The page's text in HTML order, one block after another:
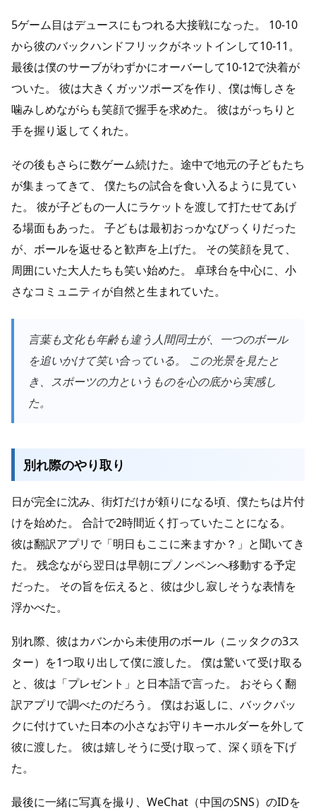
5ゲーム目はデュースにもつれる大接戦になった。 10-10
から彼のバックハンドフリックがネットインして10-11。
最後は僕のサーブがわずかにオーバーして10-12で決着が
ついた。 彼は大きくガッツポーズを作り、僕は悔しさを
噛みしめながらも笑顔で握手を求めた。 彼はがっちりと
手を握り返してくれた。
その後もさらに数ゲーム続けた。途中で地元の子どもたち
が集まってきて、 僕たちの試合を食い入るように見てい
た。 彼が子どもの一人にラケットを渡して打たせてあげ
る場面もあった。 子どもは最初おっかなびっくりだった
が、ボールを返せると歓声を上げた。 その笑顔を見て、
周囲にいた大人たちも笑い始めた。 卓球台を中心に、小
さなコミュニティが自然と生まれていた。
言葉も文化も年齢も違う人間同士が、一つのボール
を追いかけて笑い合っている。 この光景を見たと
き、スポーツの力というものを心の底から実感し
た。
別れ際のやり取り
日が完全に沈み、街灯だけが頼りになる頃、僕たちは片付
けを始めた。 合計で2時間近く打っていたことになる。
彼は翻訳アプリで「明日もここに来ますか？」と聞いてき
た。 残念ながら翌日は早朝にプノンペンへ移動する予定
だった。 その旨を伝えると、彼は少し寂しそうな表情を
浮かべた。
別れ際、彼はカバンから未使用のボール（ニッタクの3ス
ター）を1つ取り出して僕に渡した。 僕は驚いて受け取る
と、彼は「プレゼント」と日本語で言った。 おそらく翻
訳アプリで調べたのだろう。 僕はお返しに、バックパッ
クに付けていた日本の小さなお守りキーホルダーを外して
彼に渡した。 彼は嬉しそうに受け取って、深く頭を下げ
た。
最後に一緒に写真を撮り、WeChat（中国のSNS）のIDを